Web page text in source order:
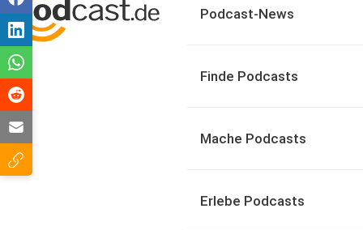
Podcast-News
Finde Podcasts
Mache Podcasts
Erlebe Podcasts